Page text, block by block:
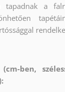
tapadnak a
ben,